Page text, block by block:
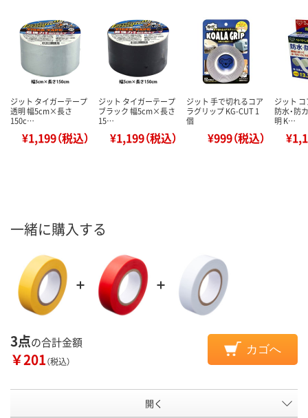
ジット タイガーテープ
透明 幅5cm×長さ
150c…
¥1,199（税込）
ジット タイガーテープ
ブラック 幅5cm×長さ
15…
¥1,199（税込）
ジット 手で切れるコア
ラグリップ KG-CUT 1
個
¥999（税込）
ジット
防水・防
明 K…
一緒に購入する
3点の合計金額
￥201（税込）
カゴへ
開く